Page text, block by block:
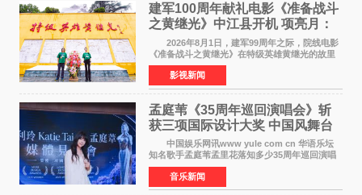
建军100周年献礼电影《准备战斗
之黄继光》中江县开机 项亮月：
以光影为笔，书写英雄赞歌
2026年8月1日，建军99周年之际，院线电影
《准备战斗之黄继光》在特级英雄黄继光的故里
——四川省德阳市中江县黄继光出生地正式开
机。本片出品人、总制片人项亮月主持开机仪
式，&zwnj;特级英雄
影视新闻
孟庭苇《35周年巡回演唱会》斩
获三项国际设计大奖 中国风舞台
美学获全球认可
中国娱乐网讯www yule com cn 华语乐坛
知名歌手孟庭苇孟里花落知多少35周年巡回演唱
会再传喜讯。该演唱会先后荣获美国MUSE
Creative Awards白金奖（Platinum Winner）、
英国London Design
音乐新闻